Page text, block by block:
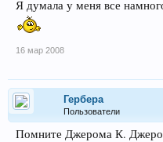
Я думала у меня все
16 мар 2008
Гербера
Пользователи
Помните Джерома К.